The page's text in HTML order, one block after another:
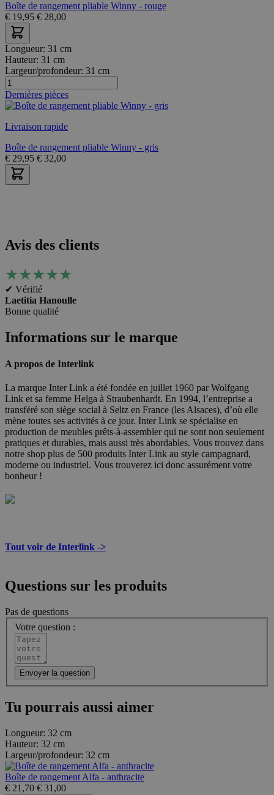
Boîte de rangement pliable Winny - rouge
€ 19,95 € 28,00
Longueur: 31 cm
Hauteur: 31 cm
Largeur/profondeur: 31 cm
Dernières pièces
Livraison rapide
Boîte de rangement pliable Winny - gris
€ 29,95 € 32,00
Avis des clients
★★★★★
✔ Vérifié
Laetitia Hanoulle
Bonne qualité
Informations sur le marque
A propos de Interlink
La marque Inter Link a été fondée en juillet 1960 par Wolfgang
Link et sa femme Helga à Straubenhardt. En 1994, l’entreprise a
transféré son siège social à Seltz en France (les Alsaces), d’où elle
mène toutes ses activités à ce jour. Inter Link se spécialise en
production de meubles prêts-à-assembler qui ne sont non seulement
pratiques et durables, mais aussi très abordables. Vous trouvez dans
notre shop plus de 500 produits Inter Link au style campagnard,
moderne ou industriel. Vous trouverez ici donc assurément votre
bonheur !
Tout voir de Interlink ->
Questions sur les produits
Pas de questions
Votre question :
Envoyer la question
Tu pourrais aussi aimer
Longueur: 32 cm
Hauteur: 32 cm
Largeur/profondeur: 32 cm
Boîte de rangement Alfa - anthracite
€ 21,70 € 31,00